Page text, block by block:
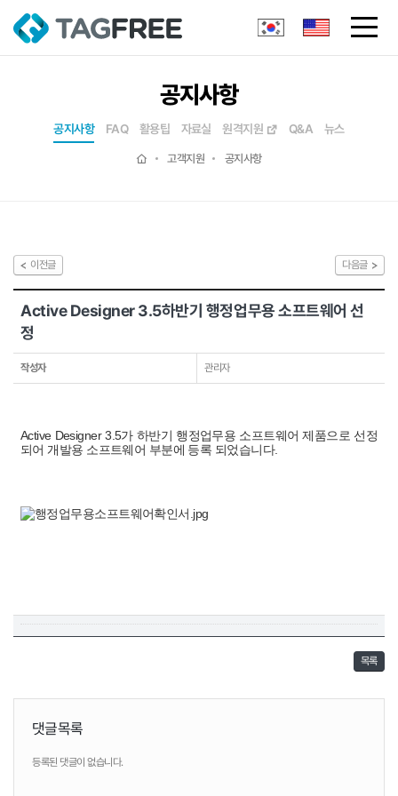
공지사항
공지사항 FAQ 활용팁 자료실 원격지원 Q&A 뉴스
고객지원 공지사항
이전글 다음글
Active Designer 3.5하반기 행정업무용 소프트웨어 선
정
작성자 관리자
Active Designer 3.5가 하반기 행정업무용 소프트웨어 제품으로 선정
되어 개발용 소프트웨어 부분에 등록 되었습니다.
목록
댓글목록
등록된 댓글이 없습니다.